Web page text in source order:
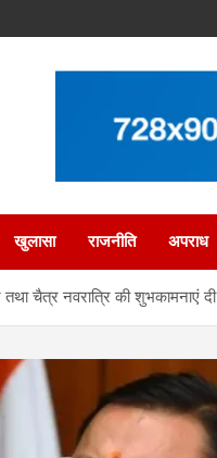
खुलासा राजनीति अपराध
चैत्र नवरात्रि की शुभकामनाएं दी